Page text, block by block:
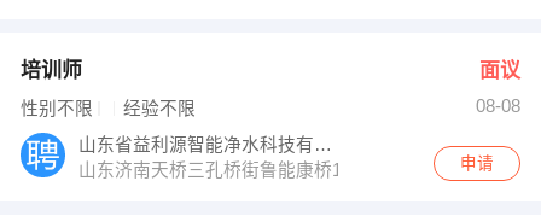
培训师 面议
性别不限 经验不限
08-08
山东省益利源智能净水科技有限公司
山东济南天桥三孔桥街鲁能康桥15号楼1单元1501申请